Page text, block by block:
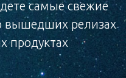
самые свежие
вышедших релизах
продуктах